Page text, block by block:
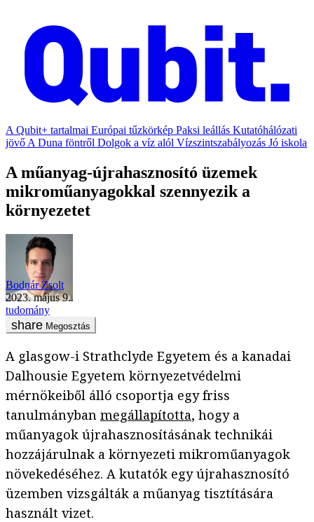
A Qubit+ tartalmai Európai tűzkörkép Paksi leállás Kutatóhálózati
jövő A Duna föntről Dolgok a víz alól Vízszintszabályozás Jó iskola
A műanyag-újrahasznosító üzemek
mikroműanyagokkal szennyezik a
környezetet
Bodnár Zsolt
2023. május 9.
tudomány
Megosztás
A glasgow-i Strathclyde Egyetem és a kanadai
Dalhousie Egyetem környezetvédelmi
mérnökeiből álló csoportja egy friss
tanulmányban megállapította, hogy a
műanyagok újrahasznosításának technikái
hozzájárulnak a környezeti mikroműanyagok
növekedéséhez. A kutatók egy újrahasznosító
üzemben vizsgálták a műanyag tisztítására
használt vizet.